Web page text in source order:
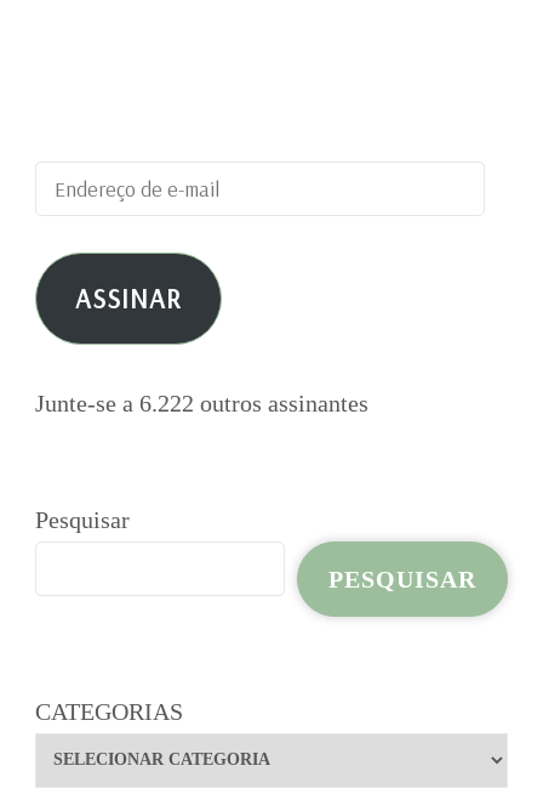
Endereço
de
e-
mail ASSINAR
Junte-se a 6.222 outros assinantes
Pesquisar
PESQUISAR
CATEGORIAS